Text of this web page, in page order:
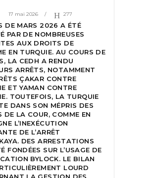
17 mai 2026 277
DE MARS 2026 A ÉTÉ
PAR DE NOMBREUSES
AUX DROITS DE
EN TURQUIE. AU COURS DE
LA CEDH A RENDU
ARRÊTS, NOTAMMENT
ÇAKAR CONTRE
ET YAMAN CONTRE
TOUTEFOIS, LA TURQUIE
DANS SON MÉPRIS DES
DE LA COUR, COMME EN
L’INEXÉCUTION
DE L’ARRÊT
DES ARRESTATIONS
FONDÉES SUR L’USAGE DE
BYLOCK. LE BILAN
LOURD